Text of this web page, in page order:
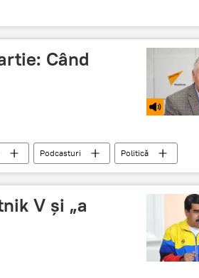
Când
Podcasturi
Politică
Constituțională
V și „a